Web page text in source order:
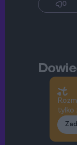
0
tylko